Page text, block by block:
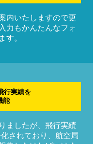
内いたしますので更
力もかんたんなフォ
す。
行実績を
能
ましたが、飛行実績
されており、航空局